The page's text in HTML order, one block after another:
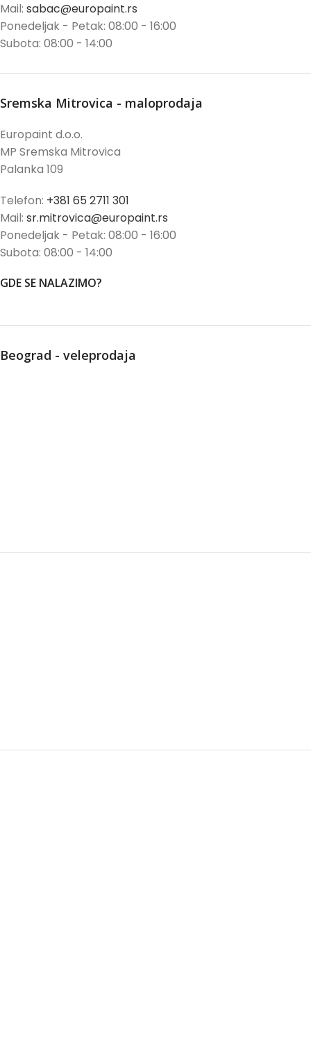
Mail: sabac@europaint.rs
Ponedeljak - Petak: 08:00 - 16:00
Subota: 08:00 - 14:00
Sremska Mitrovica - maloprodaja
Europaint d.o.o.
MP Sremska Mitrovica
Palanka 109
Telefon: +381 65 2711 301
Mail: sr.mitrovica@europaint.rs
Ponedeljak - Petak: 08:00 - 16:00
Subota: 08:00 - 14:00
GDE SE NALAZIMO?
Beograd - veleprodaja